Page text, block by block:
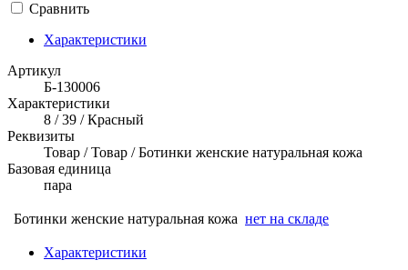
Сравнить
Характеристики
Артикул
Б-130006
Характеристики
8 / 39 / Красный
Реквизиты
Товар / Товар / Ботинки женские натуральная кожа
Базовая единица
пара
Ботинки женские натуральная кожа нет на складе
Характеристики